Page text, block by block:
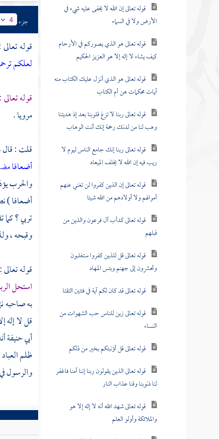
قوله تعالى إن الله لا يخفى عليه شيء في
الأرض ولا في السماء
قوله تعالى هو الذي يصوركم في الأرحام
كيف يشاء لا إله إلا هو العزيز الحكيم
قوله تعالى هو الذي أنزل عليك الكتاب منه
آيات محكمات هن أم الكتاب
قوله تعالى ربنا لا تزغ قلوبنا بعد إذ هديتنا
وهب لنا من لدنك رحمة إنك أنت الوهاب
قوله تعالى ربنا إنك جامع الناس ليوم لا
ريب فيه إن الله لا يخلف الميعاد
قوله تعالى إن الذين كفروا لن تغني عنهم
أموالهم ولا أولادهم من الله شيئا
قوله تعالى كدأب آل فرعون والذين من
قبلهم
قوله تعالى قل للذين كفروا ستغلبون
وتحشرون إلى جهنم وبئس المهاد
قوله تعالى قد كان لكم آية في فئتين التقتا
قوله تعالى زين للناس حب الشهوات من
النساء
قوله تعالى قل أؤنبئكم بخير من ذلكم
قوله تعالى الذين يقولون ربنا إننا آمنا فاغفر
لنا ذنوبنا وقنا عذاب النار
قوله تعالى شهد الله أنه لا إله إلا هو
والملائكة وأولو العلم
جزء 4
قوله
لعلكم
قوله تعالى :
مرويا .
قلت : قال
أضعافا
والحرب
أضعافا )
تربي ؟
وقبحه ،
قوله
استحل
به صاحبه
قل لا إله
أبي حنيفة
ظلم
والرسول